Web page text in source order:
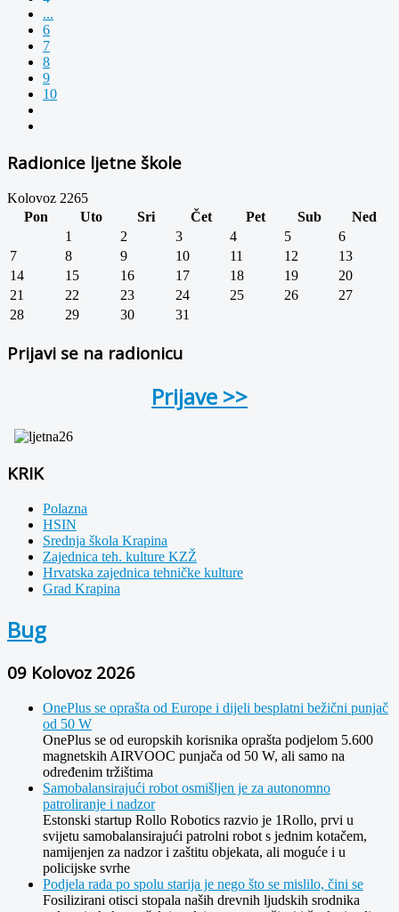
...
6
7
8
9
10
Radionice ljetne škole
Kolovoz 2265
Pon
Uto Sri Čet Pet Sub
Ned
1
2 3 4 5
6
7
8 9 10 11 12
13
14
15 16 17 18 19
20
21
22 23 24 25 26
27
28
29 30 31
Prijavi se na radionicu
Prijave >>
KRIK
Polazna
HSIN
Srednja škola Krapina
Zajednica teh. kulture KZŽ
Hrvatska zajednica tehničke kulture
Grad Krapina
Bug
09 Kolovoz 2026
OnePlus se oprašta od Europe i dijeli besplatni bežični punjač
od 50 W
OnePlus se od europskih korisnika oprašta podjelom 5.600
magnetskih AIRVOOC punjača od 50 W, ali samo na
određenim tržištima
Samobalansirajući robot osmišljen je za autonomno
patroliranje i nadzor
Estonski startup Rollo Robotics razvio je 1Rollo, prvi u
svijetu samobalansirajući patrolni robot s jednim kotačem,
namijenjen za nadzor i zaštitu objekata, ali moguće i u
policijske svrhe
Podjela rada po spolu starija je nego što se mislilo, čini se
Fosilizirani otisci stopala naših drevnih ljudskih srodnika